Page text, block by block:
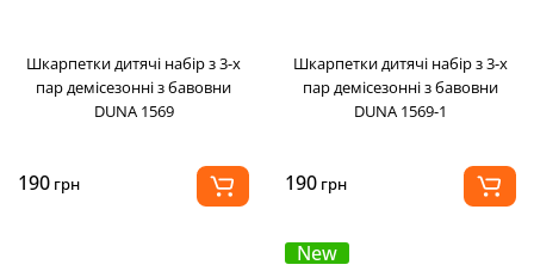
Шкарпетки дитячі набір з 3-х
пар демісезонні з бавовни
DUNA 1569
190 грн
Шкарпетки дитячі набір з 3-х
пар демісезонні з бавовни
DUNA 1569-1
190 грн
New